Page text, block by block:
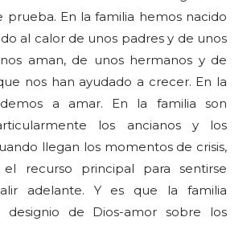
prueba. En la familia hemos nacido
al calor de unos padres y de unos
aman, de unos hermanos y de
nos han ayudado a crecer. En la
a amar. En la familia son
los ancianos y los
llegan los momentos de crisis,
recurso principal para sentirse
adelante. Y es que la familia
designio de Dios-amor sobre los